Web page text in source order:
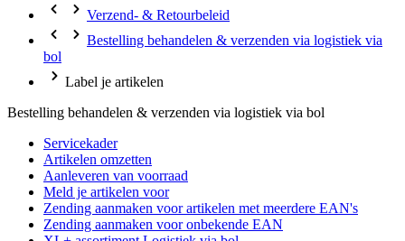
Verzend- & Retourbeleid
Bestelling behandelen & verzenden via logistiek via
bol
Label je artikelen
Bestelling behandelen & verzenden via logistiek via bol
Servicekader
Artikelen omzetten
Aanleveren van voorraad
Meld je artikelen voor
Zending aanmaken voor artikelen met meerdere EAN's
Zending aanmaken voor onbekende EAN